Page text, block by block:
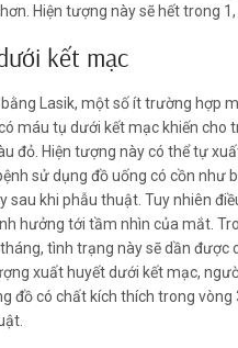
Hiện tượng này sẽ hết trong 1,
kết mạc
Lasik, một số ít trường hợp
máu tụ dưới kết mạc khiến cho
đỏ. Hiện tượng này có thể tự
sử dụng đồ uống có cồn như
sau khi phẫu thuật. Tuy nhiên
hưởng tới tầm nhìn của mắt.
tình trạng này sẽ dần được
xuất huyết dưới kết mạc,
đồ có chất kích thích trong vòng